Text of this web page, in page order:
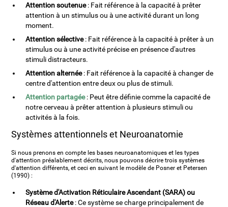
Attention soutenue: Fait référence à la capacité à prêter
attention à un stimulus ou à une activité durant un long
moment.
Attention sélective: Fait référence à la capacité à prêter à un
stimulus ou à une activité précise en présence d'autres
stimuli distracteurs.
Attention alternée: Fait référence à la capacité à changer de
centre d'attention entre deux ou plus de stimuli.
Attention partagée: Peut être définie comme la capacité de
notre cerveau à prêter attention à plusieurs stimuli ou
activités à la fois.
Systèmes attentionnels et Neuroanatomie
Si nous prenons en compte les bases neuroanatomiques et les types
d'attention préalablement décrits, nous pouvons décrire trois systèmes
d'attention différents, et ceci en suivant le modèle de Posner et Petersen
(1990) :
Système d'Activation Réticulaire Ascendant (SARA) ou
Réseau d'Alerte: Ce système se charge principalement de